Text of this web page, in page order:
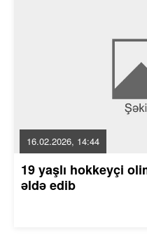
16.02.2026, 14:44
19 yaşlı hokkeyçi
əldə edib